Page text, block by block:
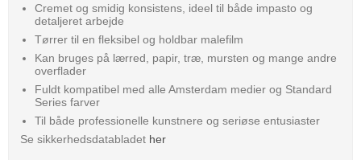
Cremet og smidig konsistens, ideel til både impasto og
detaljeret arbejde
Tørrer til en fleksibel og holdbar malefilm
Kan bruges på lærred, papir, træ, mursten og mange andre
overflader
Fuldt kompatibel med alle Amsterdam medier og Standard
Series farver
Til både professionelle kunstnere og seriøse entusiaster
Se sikkerhedsdatabladet her